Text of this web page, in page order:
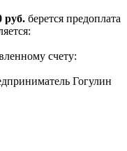
руб. берется предоплата
счету:
Гогулин